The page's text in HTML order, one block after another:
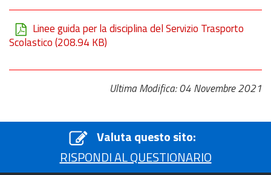
Linee guida per la disciplina del Servizio Trasporto
Scolastico(208.94 KB)
Ultima Modifica: 04 Novembre 2021
Valuta questo sito:
RISPONDI AL QUESTIONARIO